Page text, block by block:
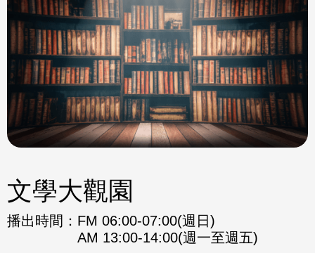
文學大觀園
播出時間： FM 06:00-07:00(週日)
AM 13:00-14:00(週一至週五)